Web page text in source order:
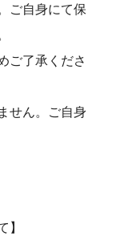
ご自身にて保
ご了承くださ
せん。ご自身
】